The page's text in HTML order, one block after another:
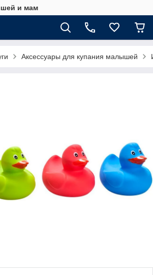
и мам
Аксессуары для купания малышей